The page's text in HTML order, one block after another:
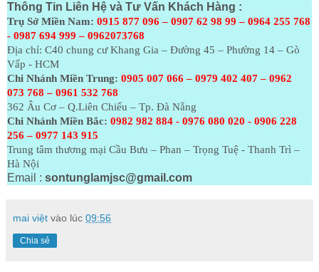
Thông Tin Liên Hệ và Tư Vấn Khách Hàng :
Trụ Sở Miền Nam: 0915 877 096 – 0907 62 98 99 – 0964 255 768
- 0987 694 999 – 0962073768
Địa chỉ: C40 chung cư Khang Gia – Đường 45 – Phường 14 – Gò
Vấp - HCM
Chi Nhánh Miền Trung: 0905 007 066 – 0979 402 407 – 0962
073 768 – 0961 532 768
362 Âu Cơ – Q.Liên Chiểu – Tp. Đà Nẵng
Chi Nhánh Miền Bắc: 0982 982 884 - 0976 080 020 - 0906 228
256 – 0977 143 915
Trung tâm thương mại Cầu Bưu – Phan – Trọng Tuệ - Thanh Trì –
Hà Nội
Email : sontunglamjsc@gmail.com
mai việt vào lúc 09:56
Chia sẻ